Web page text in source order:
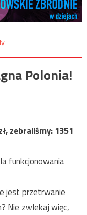
Polonia!
zebraliśmy:1351
funkcjonowania
jest przetrwanie
Nie zwlekaj więc,